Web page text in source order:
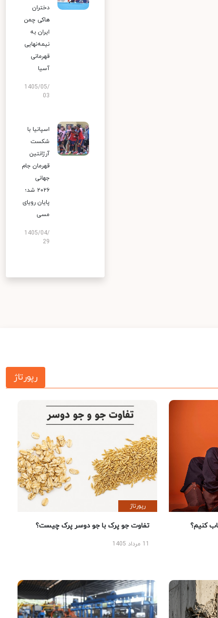
دختران
هاکی چمن
ایران به
نیمه‌نهایی
قهرمانی
آسیا
1405/05/
03
اسپانیا با
شکست
آرژانتین
قهرمان جام
جهانی
۲۰۲۶ شد؛
پایان رویای
مسی
1405/04/
29
رپورتاژ
کنیم؟
رپورتاژ
تفاوت جو پرک با جو دوسر پرک چیست؟